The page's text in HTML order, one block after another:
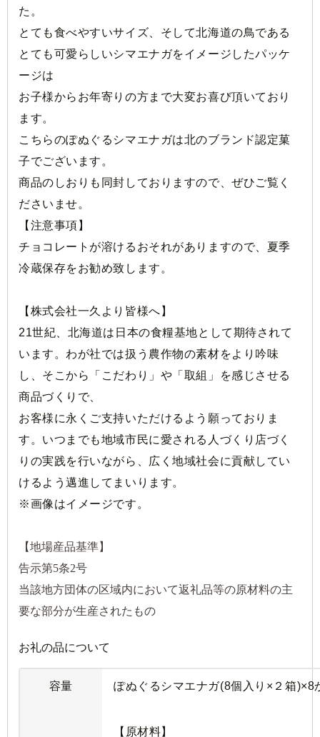
た。
とても食べやすいサイズ、そして北海道の鳥である
とても可愛らしいシマエナガをイメージしたパッケ
ージは
お子様からお年寄りの方まで大変お喜び頂いており
ます。
こちらのぽぬぐるシマエナガは北のブランド認定菓
子でございます。
商品のしおりも同封しておりますので、ぜひご覧く
ださいませ。
【注意事項】
チョコレートが溶けるおそれがありますので、夏季
冷蔵保存をお勧め致します。
【株式会社一久より皆様へ】
21世紀、北海道は日本の食糧基地として期待されて
います。わが社では扱う農作物の素材をより吟味
し、そこから「こだわり」や「取組」を感じさせる
商品づくりで、
お客様に永くご支持いただけるよう願っておりま
す。いつまでも地域市民に愛される人づくり店づく
りの実践を行いながら、広く地域社会に貢献してい
けるよう邁進してまいります。
※画像はイメージです。
【地場産品基準】
告示第5条2号
当該地方団体の区域内において返礼品等の原材料の主
要な部分が生産されたもの
お礼の品について
容量 ぽぬぐるシマエナガ(8個入り×２箱)×8
【原材料】